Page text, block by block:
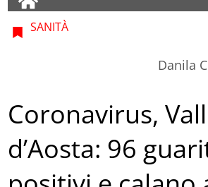
SANITÀ
Danila
Coronavirus,
d’Aosta: 96